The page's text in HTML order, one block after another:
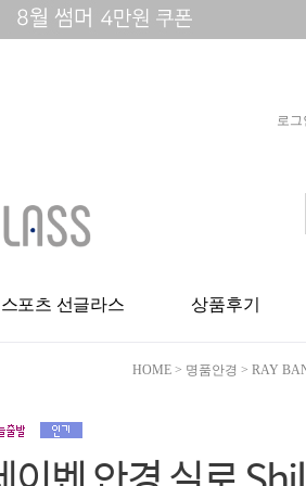
로그
스포츠 선글라스
상품후기
HOME > 명품안경 > RAY